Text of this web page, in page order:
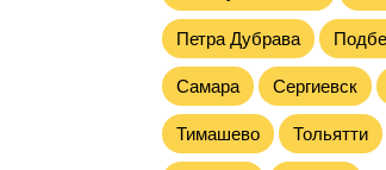
Петра Дубрава
Самара Сергиевск
Тимашево Тольятти